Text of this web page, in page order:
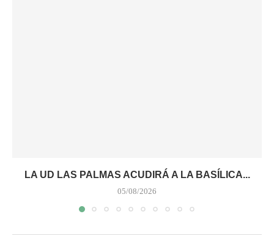
LA UD LAS PALMAS ACUDIRÁ A LA BASÍLICA...
05/08/2026